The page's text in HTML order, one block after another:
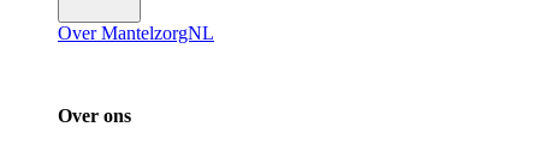
Over MantelzorgNL
Over ons